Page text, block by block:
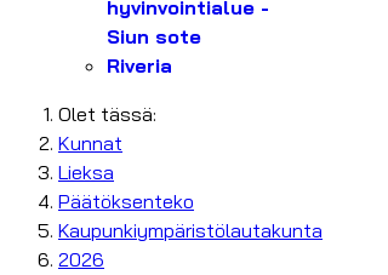
hyvinvointialue -
Siun sote
Riveria
Olet tässä:
Kunnat
Lieksa
Päätöksenteko
Kaupunkiympäristölautakunta
2026